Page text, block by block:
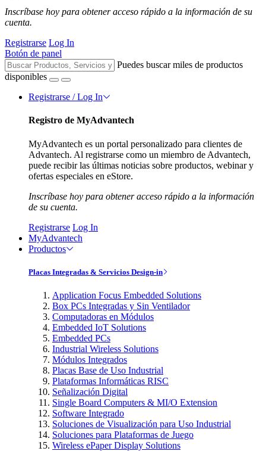
Inscríbase hoy para obtener acceso rápido a la información de su
cuenta.
Registrarse Log In
Botón de panel
Puedes buscar miles de productos
disponibles
Registrarse / Log In
Registro de MyAdvantech
MyAdvantech es un portal personalizado para clientes de
Advantech. Al registrarse como un miembro de Advantech,
puede recibir las últimas noticias sobre productos, webinar y
ofertas especiales en eStore.
Inscríbase hoy para obtener acceso rápido a la información
de su cuenta.
Registrarse Log In
MyAdvantech
Productos
Placas Integradas & Servicios Design-in
Application Focus Embedded Solutions
Box PCs Integradas y Sin Ventilador
Computadoras en Módulos
Embedded IoT Solutions
Embedded PCs
Industrial Wireless Solutions
Módulos Integrados
Placas Base de Uso Industrial
Plataformas Informáticas RISC
Señalización Digital
Single Board Computers & MI/O Extension
Software Integrado
Soluciones de Visualización para Uso Industrial
Soluciones para Plataformas de Juego
Wireless ePaper Display Solutions